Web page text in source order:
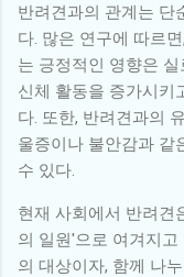
반려견과의 관계는 단
다. 많은 연구에 따르
는 긍정적인 영향은
신체 활동을 증가시키
다. 또한, 반려견과의
울증이나 불안감과 같
수 있다.
현재 사회에서 반려견
의 일원'으로 여겨지
의 대상이자, 함께 나